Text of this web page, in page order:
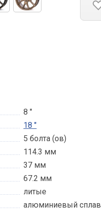
8 "
18 "
5 болта (ов)
114.3 мм
37 мм
67.2 мм
литые
алюминиевый сплав